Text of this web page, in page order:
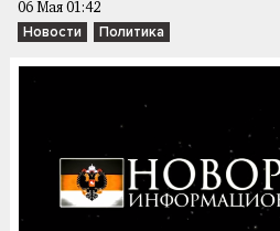
06 Мая 01:42
Новости Политика